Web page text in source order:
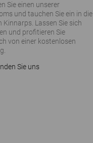
Sie einen unserer
und tauchen Sie ein in die
Kinnarps. Lassen Sie sich
und profitieren Sie
von einer kostenlosen
Sie uns